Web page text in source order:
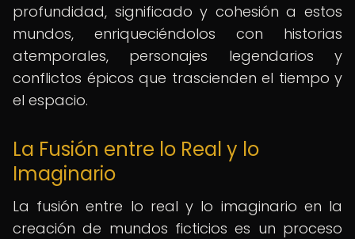
profundidad, significado y cohesión a estos
mundos, enriqueciéndolos con historias
atemporales, personajes legendarios y
conflictos épicos que trascienden el tiempo y
el espacio.
La Fusión entre lo Real y lo
Imaginario
La fusión entre lo real y lo imaginario en la
creación de mundos ficticios es un proceso